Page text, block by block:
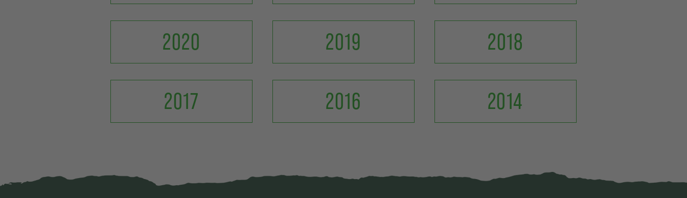
2020 2019 2018
2017 2016 2014